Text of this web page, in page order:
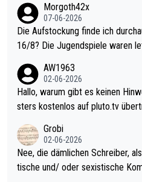
Morgoth42x
07-06-2026
Die Aufstockung finde ich
16/8? Die Jugendspiele waren letztes Jahr durchaus sehr kurz
Allerdings ist Mitchell Lawrie als Nummer 1 der Welt eh qualifi
ziert. Somit ändert die
sters erstmal nichts. Ich denke sie wollen damit für nächstes J
ohl wenig WDF Turniere spielen.
es Jahr der Fall. Er musste als
den Qualifier und ich glaube
gas) antun würde, wenn er doch
AW1963
02-06-2026
Hallo, warum gibt es keinen Hinweis, dass die Nordic Darts Ma
sters kostenlos auf pluto.tv
Grobi
02-06-2026
Nee, die dämlichen Schreiber,
tische und/ oder sexistische